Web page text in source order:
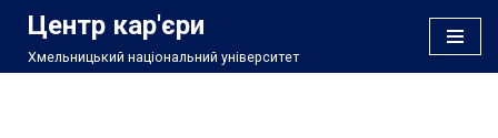
Перейти
Центр кар'єри
Хмельницький національний університет